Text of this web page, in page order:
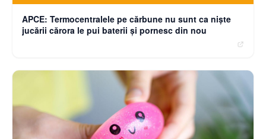
APCE: Termocentralele pe cărbune nu sunt ca niște
jucării cărora le pui baterii și pornesc din nou